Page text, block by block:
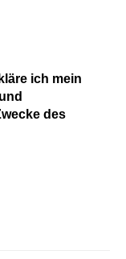
ich mein
des